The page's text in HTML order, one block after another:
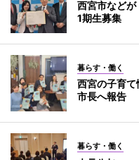
西宮市など
1期生募集
暮らす・働く
西宮の子育
市長へ報告
暮らす・働く